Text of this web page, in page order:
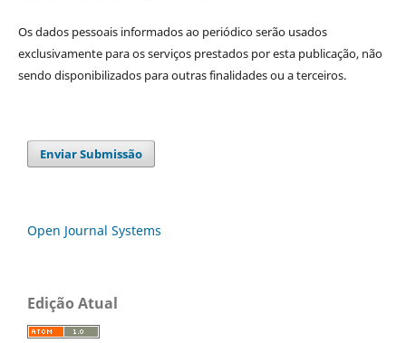
Os dados pessoais informados ao periódico serão usados
exclusivamente para os serviços prestados por esta publicação, não
sendo disponibilizados para outras finalidades ou a terceiros.
Enviar Submissão
Open Journal Systems
Edição Atual